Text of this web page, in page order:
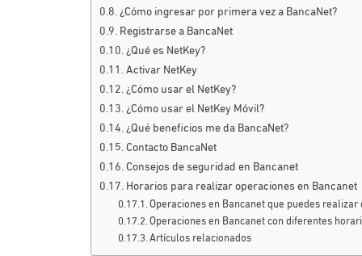
¿Cómo ingresar por primera vez a BancaNet?
Registrarse a BancaNet
¿Qué es NetKey?
Activar NetKey
¿Cómo usar el NetKey?
¿Cómo usar el NetKey Móvil?
¿Qué beneficios me da BancaNet?
Contacto BancaNet
Consejos de seguridad en Bancanet
Horarios para realizar operaciones en Bancanet
Operaciones en Bancanet que puedes
Operaciones en Bancanet con diferentes
Artículos relacionados